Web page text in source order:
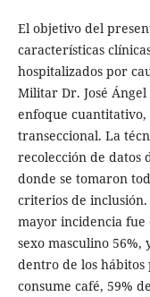
El objetivo del
características
hospitalizados por
Militar Dr. José
enfoque
transeccional. La
recolección de datos
donde se tomaron
criterios de
mayor incidencia fue
sexo masculino 56%,
dentro de los hábitos
consume café, 59%